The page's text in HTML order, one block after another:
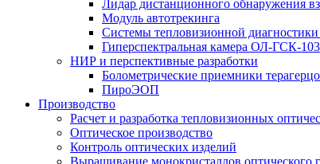
Лидар дистанционного обнаружения
Модуль автотрекинга
Cистемы тепловизионной
Гиперспектральная камера ОЛ-ГСК-103
НИР и перспективные разработки
Болометрические приемники
ПироЭОП
Производство
Расчет и разработка тепловизионных
Оптическое производство
Контроль оптических изделий